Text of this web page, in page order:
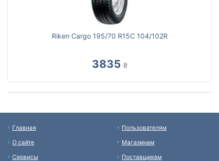
Riken Cargo 195/70 R15C 104/102R
3835 ₴
Главная
О сайте
Сервисы
Пользователям
Магазинам
Поставщикам